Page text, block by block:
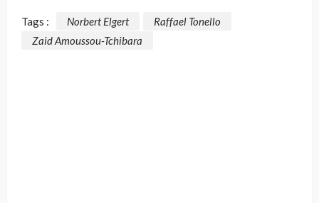
Tags : Norbert Elgert
Raffael Tonello
Zaid Amoussou-Tchibara